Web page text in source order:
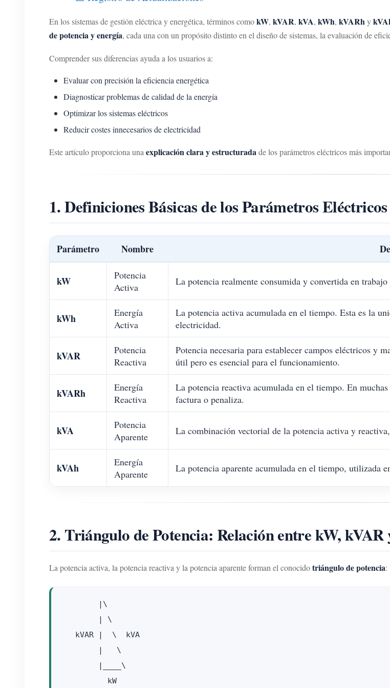
En los sistemas de gestión eléctrica y energética, términos comokW, kVAR, kVA, kWh, kVARhy
de potencia y energía, cada una con un propósito distinto en el diseño de sistemas, la evaluación de
Comprender sus diferencias ayuda a los usuarios a:
Evaluar con precisión la eficiencia energética
Diagnosticar problemas de calidad de la energía
Optimizar los sistemas eléctricos
Reducir costes innecesarios de electricidad
Este artículo proporciona unaexplicación clara y estructuradade los parámetros eléctricos más
1. Definiciones Básicas de los Parámetros Eléctricos
Parámetro Nombre
kW
Potencia
Activa
La potencia realmente consumida y convertida en
kWh
Energía
Activa
La potencia activa acumulada en el tiempo. Esta es la
electricidad.
kVAR
Potencia
Reactiva
Potencia necesaria para establecer campos eléctricos y
útil pero es esencial para el funcionamiento.
kVARh
Energía
Reactiva
La potencia reactiva acumulada en el tiempo. En
factura o penaliza.
kVA
Potencia
Aparente
La combinación vectorial de la potencia activa y
kVAh
Energía
Aparente
La potencia aparente acumulada en el tiempo, utilizada
2. Triángulo de Potencia: Relación entre kW, kVAR
La potencia activa, la potencia reactiva y la potencia aparente forman el conocidotriángulo de potencia:
        |\
        | \
   kVAR |  \  kVA
        |   \
        |____\